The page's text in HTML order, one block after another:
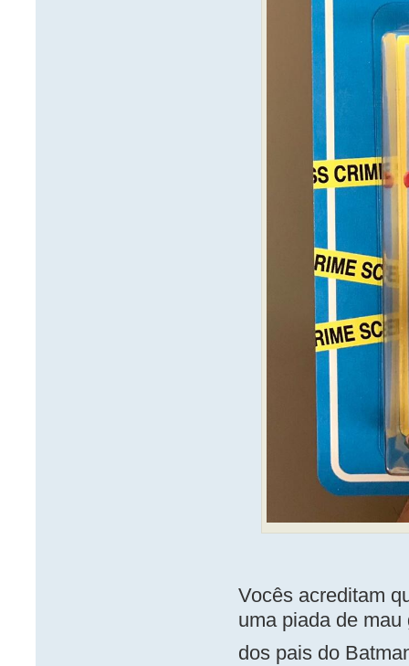
Vocês acreditam
uma piada de
dos pais do